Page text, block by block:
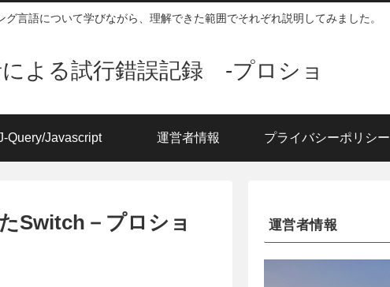
言語について学びながら、理解できた範囲でそれぞれ説明してみました。
よる試行錯誤記録 -プロショ
Query/Javascript 運営者情報 プライバシーポリシー
Switch－プロショ
運営者情報